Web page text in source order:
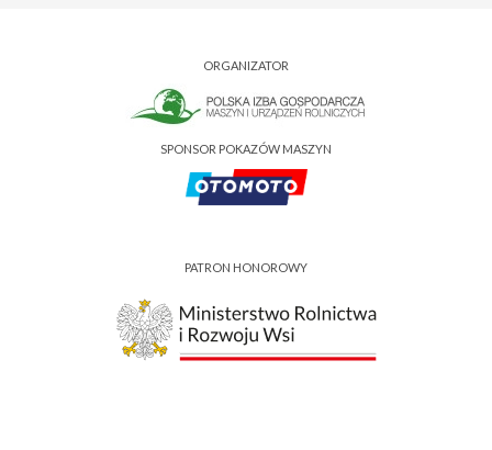
ORGANIZATOR
SPONSOR POKAZÓW MASZYN
PATRON HONOROWY